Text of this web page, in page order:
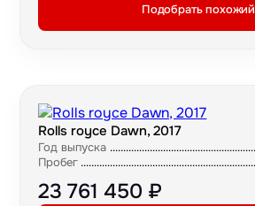
Подобрать похожий
Rolls royce Dawn, 2017
Год выпуска
Пробег
23 761 450 ₽